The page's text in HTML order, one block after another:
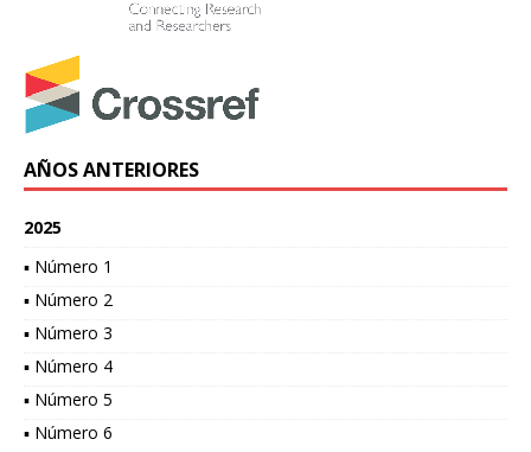
AÑOS ANTERIORES
2025
▪ Número 1
▪ Número 2
▪ Número 3
▪ Número 4
▪ Número 5
▪ Número 6